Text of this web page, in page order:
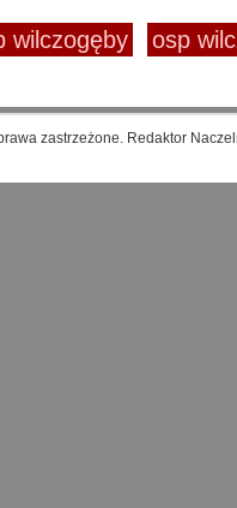
wilczogęby osp
zastrzeżone. Redaktor